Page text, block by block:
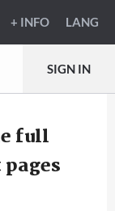
+ INFO LANG
SIGN IN
full